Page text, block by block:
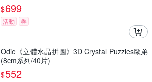
$699
活動 券
Odie《立體水晶拼圖》3D Crystal Puzzles歐弟
(8cm系列/40片)
$552